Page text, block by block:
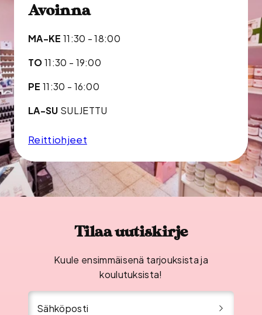
Avoinna
MA-KE 11:30 - 18:00
TO11:30 - 19:00
PE 11:30 - 16:00
LA-SU SULJETTU
Reittiohjeet
Tilaa uutiskirje
Kuule ensimmäisenä tarjouksista ja
koulutuksista!
Sähköposti